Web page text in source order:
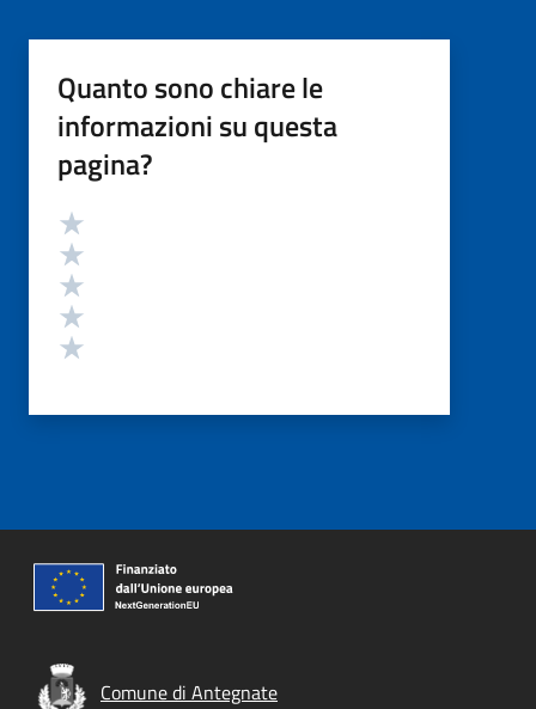
Quanto sono chiare le
informazioni su questa
pagina?
Valutazione
Comune di Antegnate